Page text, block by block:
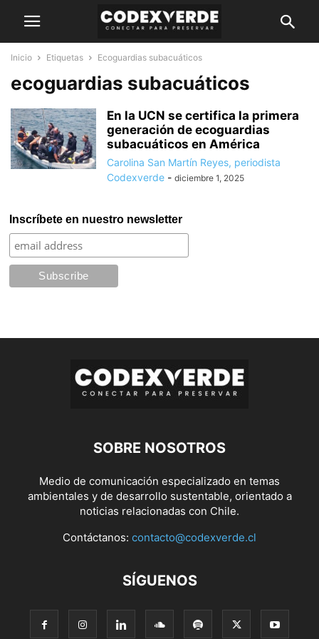
Inicio Etiquetas Ecoguardias subacuáticos
ecoguardias subacuáticos
En la UCN se certifica la primera
generación de ecoguardias
subacuáticos en América
Carolina San Martín Reyes, periodista
Codexverde - diciembre 1, 2025
Inscríbete en nuestro newsletter
SOBRE NOSOTROS
Medio de comunicación especializado en temas
ambientales y de desarrollo sustentable, orientado a
noticias relacionadas con Chile.
Contáctanos: contacto@codexverde.cl
SÍGUENOS